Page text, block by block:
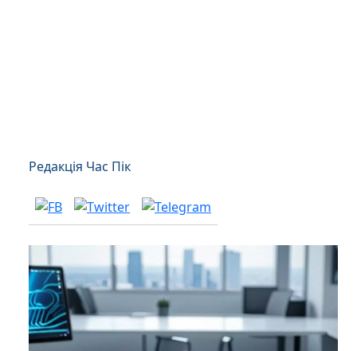
Редакція Час Пік